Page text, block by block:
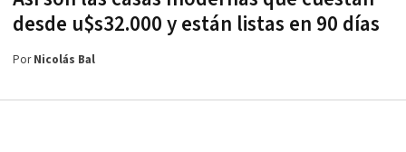
desde u$s32.000 y están listas en 90 días
PorNicolás Bal